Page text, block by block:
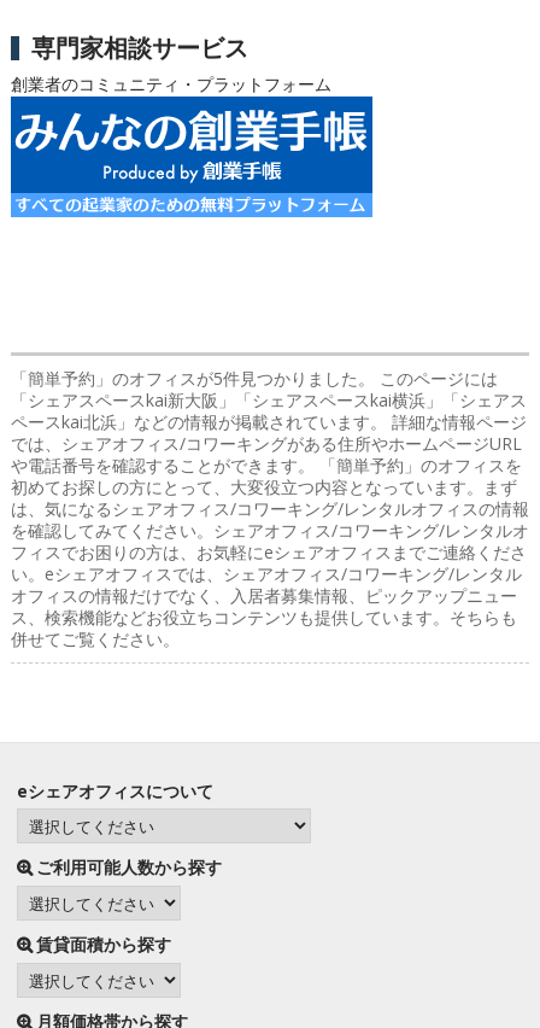
専門家相談サービス
創業者のコミュニティ・プラットフォーム
「簡単予約」のオフィスが5件見つかりました。 このページには
「シェアスペースkai新大阪」「シェアスペースkai横浜」「シェアス
ペースkai北浜」などの情報が掲載されています。 詳細な情報ページ
では、シェアオフィス/コワーキングがある住所やホームページURL
や電話番号を確認することができます。 「簡単予約」のオフィスを
初めてお探しの方にとって、大変役立つ内容となっています。まず
は、気になるシェアオフィス/コワーキング/レンタルオフィスの情報
を確認してみてください。シェアオフィス/コワーキング/レンタルオ
フィスでお困りの方は、お気軽にeシェアオフィスまでご連絡くださ
い。eシェアオフィスでは、シェアオフィス/コワーキング/レンタル
オフィスの情報だけでなく、入居者募集情報、ピックアップニュー
ス、検索機能などお役立ちコンテンツも提供しています。そちらも
併せてご覧ください。
eシェアオフィスについて
ご利用可能人数から探す
賃貸面積から探す
月額価格帯から探す